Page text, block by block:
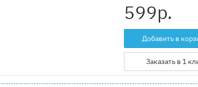
599р.
Добавить в
Заказать в 1